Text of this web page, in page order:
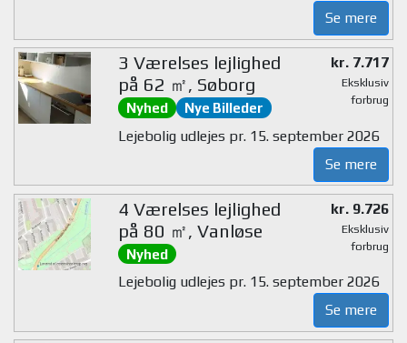
Se mere
3 Værelses lejlighed
på 62 ㎡, Søborg
Nyhed Nye Billeder
kr. 7.717
Eksklusiv
forbrug
Lejebolig udlejes pr. 15. september 2026
Se mere
4 Værelses lejlighed
på 80 ㎡, Vanløse
Nyhed
kr. 9.726
Eksklusiv
forbrug
Lejebolig udlejes pr. 15. september 2026
Se mere